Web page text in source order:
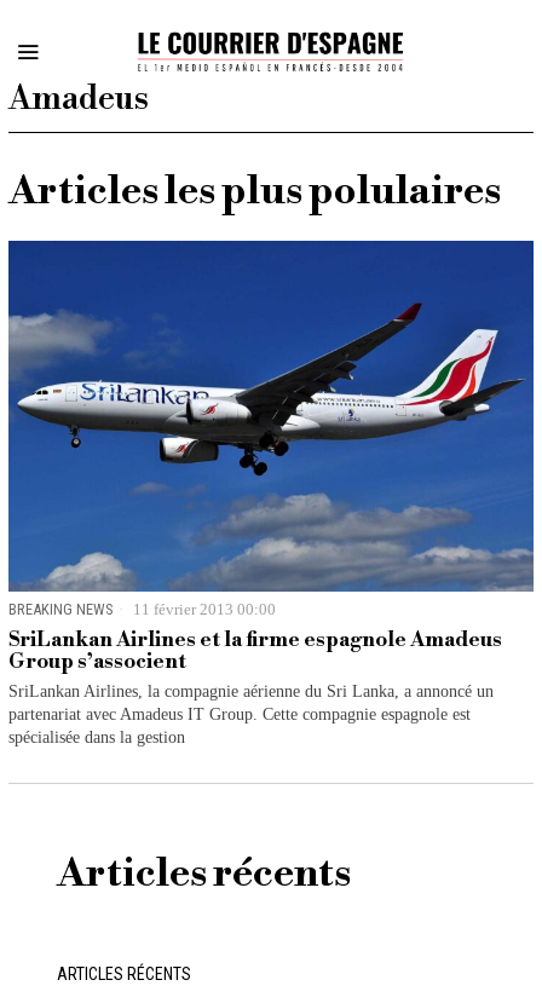
Amadeus
Articles les plus polulaires
BREAKING NEWS 11 février 2013 00:00
SriLankan Airlines et la firme espagnole Amadeus
Group s’associent
SriLankan Airlines, la compagnie aérienne du Sri Lanka, a annoncé un
partenariat avec Amadeus IT Group. Cette compagnie espagnole est
spécialisée dans la gestion
Articles récents
ARTICLES RÉCENTS